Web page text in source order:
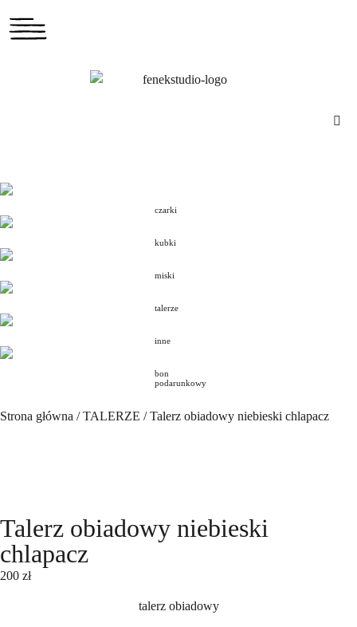
czarki
kubki
miski
talerze
inne
bon
podarunkowy
Strona główna /TALERZE / Talerz obiadowy niebieski chlapacz
Talerz obiadowy niebieski
chlapacz
200 zł
talerz obiadowy